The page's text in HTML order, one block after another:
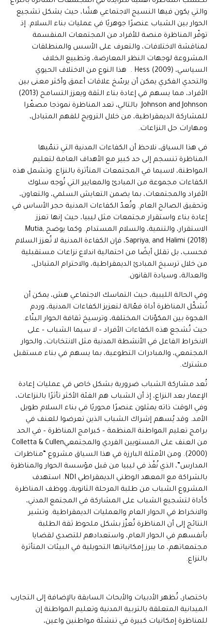
والتي يكون فيها النسيج الاجتماعي هشًا، حيث يشكل تشجيع
الحوار بين الشباب عنصرًا جوهريًا في عمليات بناء السلام. إذ
توفّر المناظرة منصة للأفراد من المجتمعات المنقسمة
لمناقشة الاختلافات، والتعرف على الأسس والمنطلقات
المشروعة لوجهات النظر المعارضة، وتطبيع الخلاف
السياسي، Hess (2009) . هذا النوع من الاختلاف الحيوي
والتحدي الفكري يمكن أن يرسّخ علاقات أعمق وأكثر معنى بين
الأفراد، مما يسهم في إعادة بناء الثقة ويعزز التسامح (2013)
Johnson and Johnson. بالتالي، تعد المناظرة نموذجا مصغّرا
للمشاركة الديمقراطية، من خلال الترويج للفهم المتبادل،
ومهارات حل النزاعات.
في هذا السياق، نلاحظ أن الكفاءات المدنية التي تنمّيها
المناظرة تنسجم إلى حد كبير مع الأهداف العامة لتعليم
المواطنة، لاسيما في المجتمعات المتأثرة بالنزاع. وتشمل هذه
الكفاءات مجموعة من المبادئ والمعايير التي تُوجه سلوك
الأفراد والمجتمعات، بما يضمن التعايش السلمي، والتعاون،
وتحقيق الصالح العام. وتُعدّ الكفاءات المدنية حجر الأساس في
إعادة بناء واستقرار مجتمعات مثل ليبيا، حيث إنها تعزز
الاستقرار، والتنمية، والسلام المستدام. وكما يوضح Mutia,
Sapriya, and Halimi (2018)، فإن الكفاءة المدنية لا تُعزز السلام
فحسب، بل تقلل أيضًا من احتمالية اندلاع نزاعات مستقبلية
من خلال ترسيخ المبادئ الديمقراطية، والاحترام المتبادل،
والعدالة، وسيادة القانون.
وفي الحالة الليبية، حيث التماسك الاجتماعي هش، يمكن أن
تُشكّل المناظرة أداة فعّالة لتعزيز الكفاءات المدنية، وردم
الفجوة بين المكوّنات المختلفة، وترسيخ ثقافة الحوار البنّاء.
حيث تُشجع هذه الكفاءات الأفراد – لا سيما الشباب – على
الانخراط الفاعل في الأنشطة المدنية مثل الانتخابات، والحوار
المجتمعي، والمبادرات التطوعية، بما يسهم في بناء مستقبل
مشترك.
تُعد مشاركة الشباب ضرورية بشكل خاص في عمليات إعادة
الإعمار بعد النزاع، إذ أن الشباب هم الفئة الأكثر تأثرًا بالنزاعات،
وفي الوقت ذاته يمثلون عنصرًا محوريًا في بناء السلام طويل
الأمد. وقد يُسهم إشراك الشباب الذين تعرضوا للعنف في
برامج تعليم المواطنة المنظمة – كبرامج المناظرة – في الحد
من العنف على المستويين الفردي والمجتمعيColletta & Cullen
(2000). ومن الأمثلة البارزة في هذا السياق مشروع “مناظرات
المدارس”، الذي نُفّذ في ليبيا من قبل مؤسسة الحوار والمناظرة
بالشراكة مع المعهد الوطني الديمقراطي NDI. استهدف
المشروع الشباب من طلبة المرحلة الثانوية، ووظف المناظرة
كأداة لتشجيع الشباب على المشاركة في المجتمع المدني،
والانخراط في الحوار العام والعمليات الديمقراطية. وتشير
النتائج إلى أن المناظرة تُعزّز بشكل ملحوظ ثقة الطلبة
بأنفسهم في الحوار العام، واستعدادهم للتصدي لقضايا
مجتمعاتهم، ما يبرز إمكانياتها التحويلية في البيئات المتأثرة
بالنزاع.
باختصار، تُظهر الأدبيات والأبحاث السابقة بالإضافة إلى التجارب
الميدانية المتعلقة بالتربية المدنية وتعليم المواطنة إن
للمناظرة إمكانيات كبيرة في تنشئة مواطنين واعين،